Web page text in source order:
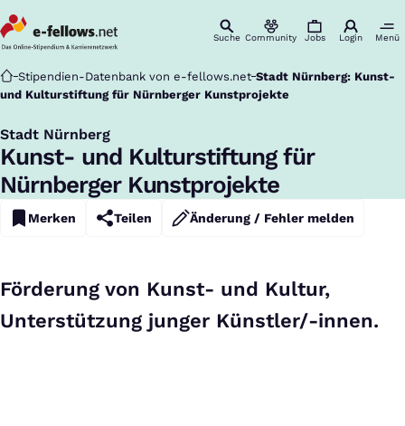
Suche Community Jobs Login Menü
Startseite
Stipendien-Datenbank von e-fellows.net Stadt Nürnberg: Kunst-
und Kulturstiftung für Nürnberger Kunstprojekte
Stadt Nürnberg
:
Kunst- und Kulturstiftung für
Nürnberger Kunstprojekte
Merken Teilen Änderung / Fehler melden
Förderung von Kunst- und Kultur,
Unterstützung junger Künstler/-innen.